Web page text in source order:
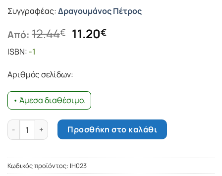
Συγγραφέας:Δραγουμάνος Πέτρος
Από: 12.44€ Original
11.20€Η
ISBN: -1
Αριθμός σελίδων:
• Άμεσα διαθέσιμο.
Οδηγός δισκογραφίας 1955-1992 ποσότητα
Προσθήκη στο καλάθι
Κωδικός προϊόντος: ΙΗ023